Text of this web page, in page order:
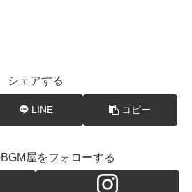
シェアする
LINE コピー
屋をフォローする